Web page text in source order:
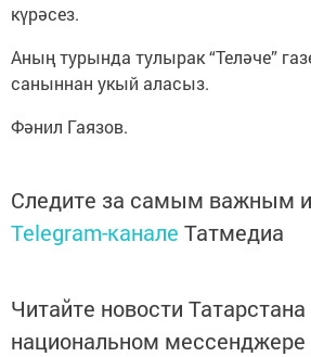
күрәсез.
Аның турында тулырак “Теләче”
саныннан укый аласыз.
Фәнил Гаязов.
Следите за самым важным
Telegram-канале Татмедиа
Читайте новости Татарстана
национальном